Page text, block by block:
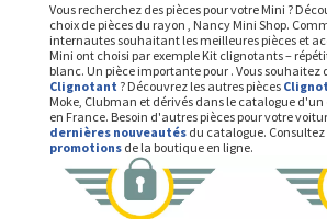
Vous recherchez des pièces pour votre Mini ?
choix de pièces du rayon , Nancy Mini Shop.
internautes souhaitant les meilleures pièces et
Mini ont choisi par exemple Kit clignotants –
blanc. Un pièce importante pour . Vous souhaitez
Clignotant ? Découvrez les autres pièces
Moke, Clubman et dérivés dans le catalogue d'un
en France. Besoin d'autres pièces pour votre
dernières nouveautésdu catalogue. Consultez
promotionsde la boutique en ligne.